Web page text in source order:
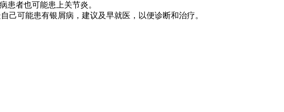
患者也可能患上关节炎。
己可能患有银屑病，建议及早就医，以便诊断和治疗。